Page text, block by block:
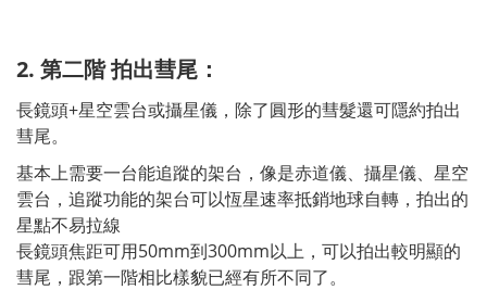
2. 第二階 拍出彗尾：
長鏡頭+星空雲台或攝星儀，除了圓形的彗髮還可隱約拍出
彗尾。
基本上需要一台能追蹤的架台，像是赤道儀、攝星儀、星空
雲台，追蹤功能的架台可以恆星速率抵銷地球自轉，拍出的
星點不易拉線
長鏡頭焦距可用50mm到300mm以上，可以拍出較明顯的
彗尾，跟第一階相比樣貌已經有所不同了。